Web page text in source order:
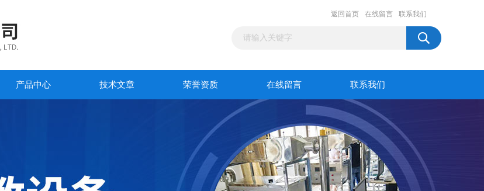
返回首页 在线留言 联系我们
产品中心 技术文章 荣誉资质 在线留言 联系我们